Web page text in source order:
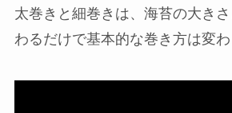
太巻きと細巻きは、海苔の大き
わるだけで基本的な巻き方は変わ